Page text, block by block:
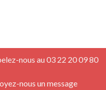
nous au 03 22 20 09 80
nous un message